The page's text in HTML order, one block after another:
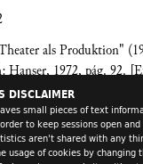
DISCLAIMER
small pieces of text
to keep sessions open
aren't shared with any
usage of cookies by changing
als Produktion"
1972, pág. 92.
de Arvatov:
Alberto Corazón